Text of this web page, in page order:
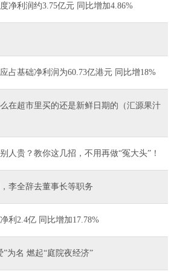
净利润约3.75亿元 同比增加4.86%
占基础净利润为60.73亿港元 同比增18%
在超市里买的还是新鲜日期的（汇源果汁
人贵？教你这几招，不用再做“冤大头”！
李全辞去董事长等职务
利2.4亿 同比增加17.78%
为名 燃起“庭院夜经济”